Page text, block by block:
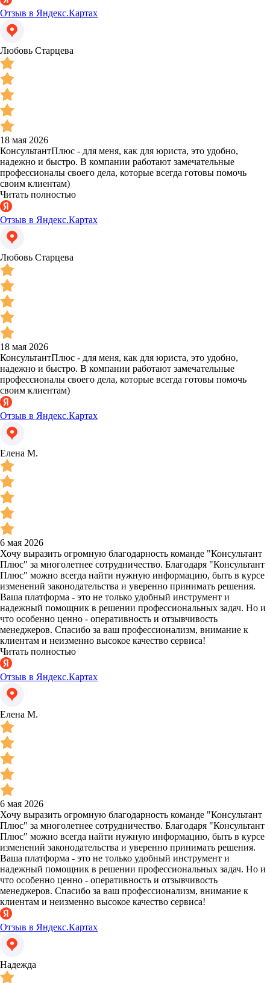
Отзыв в Яндекс.Картах
Любовь Старцева
18 мая 2026
КонсультантПлюс - для меня, как для юриста, это удобно,
надежно и быстро. В компании работают замечательные
профессионалы своего дела, которые всегда готовы помочь
своим клиентам)
Читать полностью
Отзыв в Яндекс.Картах
Любовь Старцева
18 мая 2026
КонсультантПлюс - для меня, как для юриста, это удобно,
надежно и быстро. В компании работают замечательные
профессионалы своего дела, которые всегда готовы помочь
своим клиентам)
Отзыв в Яндекс.Картах
Елена М.
6 мая 2026
Хочу выразить огромную благодарность команде "Консультант
Плюс" за многолетнее сотрудничество. Благодаря "Консультант
Плюс" можно всегда найти нужную информацию, быть в курсе
изменений законодательства и уверенно принимать решения.
Ваша платформа - это не только удобный инструмент и
надежный помощник в решении профессиональных задач. Но и
что особенно ценно - оперативность и отзывчивость
менеджеров. Спасибо за ваш профессионализм, внимание к
клиентам и неизменно высокое качество сервиса!
Читать полностью
Отзыв в Яндекс.Картах
Елена М.
6 мая 2026
Хочу выразить огромную благодарность команде "Консультант
Плюс" за многолетнее сотрудничество. Благодаря "Консультант
Плюс" можно всегда найти нужную информацию, быть в курсе
изменений законодательства и уверенно принимать решения.
Ваша платформа - это не только удобный инструмент и
надежный помощник в решении профессиональных задач. Но и
что особенно ценно - оперативность и отзывчивость
менеджеров. Спасибо за ваш профессионализм, внимание к
клиентам и неизменно высокое качество сервиса!
Отзыв в Яндекс.Картах
Надежда